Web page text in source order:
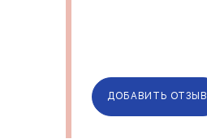
ДОБАВИТЬ ОТЗЫВ